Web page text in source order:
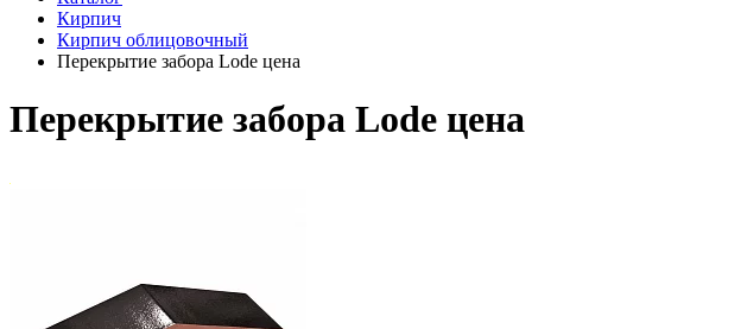
Кирпич
Кирпич облицовочный
Перекрытие забора Lode цена
Перекрытие забора Lode цена